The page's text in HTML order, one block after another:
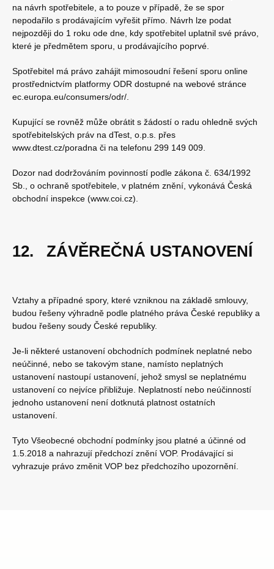
na návrh spotřebitele, a to pouze v případě, že se spor
nepodařilo s prodávajícím vyřešit přímo. Návrh lze podat
nejpozději do 1 roku ode dne, kdy spotřebitel uplatnil své právo,
které je předmětem sporu, u prodávajícího poprvé.
Spotřebitel má právo zahájit mimosoudní řešení sporu online
prostřednictvím platformy ODR dostupné na webové stránce
ec.europa.eu/consumers/odr/.
Kupující se rovněž může obrátit s žádostí o radu ohledně svých
spotřebitelských práv na dTest, o.p.s. přes
www.dtest.cz/poradna či na telefonu 299 149 009.
Dozor nad dodržováním povinností podle zákona č. 634/1992
Sb., o ochraně spotřebitele, v platném znění, vykonává Česká
obchodní inspekce (www.coi.cz).
12. ZÁVĚREČNÁ USTANOVENÍ
Vztahy a případné spory, které vzniknou na základě smlouvy,
budou řešeny výhradně podle platného práva České republiky a
budou řešeny soudy České republiky.
Je-li některé ustanovení obchodních podmínek neplatné nebo
neúčinné, nebo se takovým stane, namísto neplatných
ustanovení nastoupí ustanovení, jehož smysl se neplatnému
ustanovení co nejvíce přibližuje. Neplatností nebo neúčinností
jednoho ustanovení není dotknutá platnost ostatních
ustanovení.
Tyto Všeobecné obchodní podmínky jsou platné a účinné od
1.5.2018 a nahrazují předchozí znění VOP. Prodávající si
vyhrazuje právo změnit VOP bez předchozího upozornění.